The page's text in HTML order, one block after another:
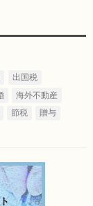
出国税
海外不動産
節税
贈与